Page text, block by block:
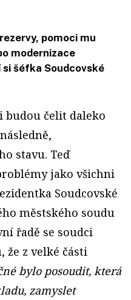
pomoci mu
modernizace
šéfka Soudcovské
budou čelit daleko
stavu. Teď
jako všichni
Soudcovské
městského soudu
řadě se soudci
z velké části
bylo posoudit, která
zamyslet